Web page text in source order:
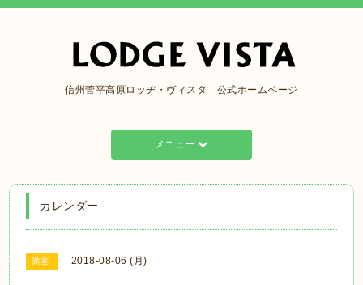
信州菅平高原ロッヂ・ヴィスタ 公式ホームページ
メニュー
カレンダー
満室 2018-08-06 (月)